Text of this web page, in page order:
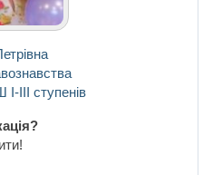
ІІІ ступенів